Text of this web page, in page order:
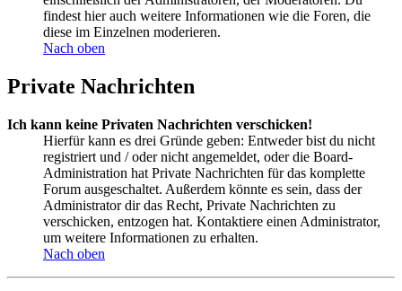
findest hier auch weitere Informationen wie die Foren, die
diese im Einzelnen moderieren.
Nach oben
Private Nachrichten
Ich kann keine Privaten Nachrichten verschicken!
Hierfür kann es drei Gründe geben: Entweder bist du nicht
registriert und / oder nicht angemeldet, oder die Board-
Administration hat Private Nachrichten für das komplette
Forum ausgeschaltet. Außerdem könnte es sein, dass der
Administrator dir das Recht, Private Nachrichten zu
verschicken, entzogen hat. Kontaktiere einen Administrator,
um weitere Informationen zu erhalten.
Nach oben